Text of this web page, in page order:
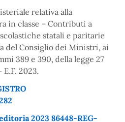
relativa alla
in classe – Contributi a
statali e paritarie
del Consiglio dei Ministri, ai
389 e 390, della legge 27
E.F. 2023.
2023 86448-REG-